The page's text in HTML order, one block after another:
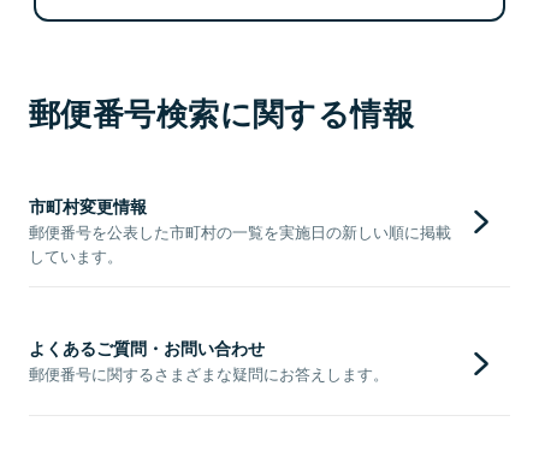
郵便番号検索に関する情報
市町村変更情報
郵便番号を公表した市町村の一覧を実施日の新しい順に掲載
しています。
よくあるご質問・お問い合わせ
郵便番号に関するさまざまな疑問にお答えします。